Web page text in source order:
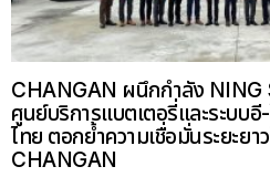
CHANGAN ผนึกกำลัง NING
ศูนย์บริการแบตเตอรี่และระบบ
ไทย ตอกย้ำความเชื่อมั่นระยะยา
CHANGAN